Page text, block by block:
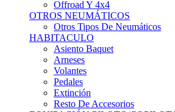
Otros Tipos De Neumáticos
HABITACULO
Asiento Baquet
Arneses
Volantes
Pedales
Extinción
Resto De Accesorios
EQUIPACIÓN PILOTO/COPILOTO